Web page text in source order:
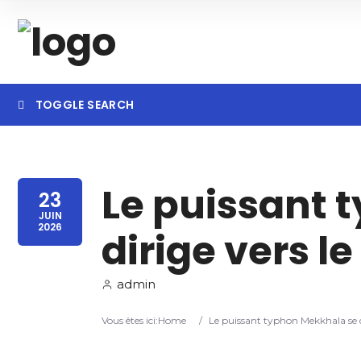
TOGGLE SEARCH
23
JUIN
2026
Le puissant
dirige vers
admin
Vous êtes ici:Home / Le puissant typhon Mekkhala se